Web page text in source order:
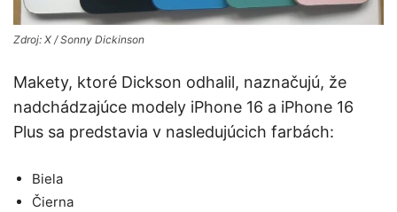
Zdroj: X / Sonny Dickinson
Makety, ktoré Dickson odhalil, naznačujú, že
nadchádzajúce modely iPhone 16 a iPhone 16
Plus sa predstavia v nasledujúcich farbách:
Biela
Čierna